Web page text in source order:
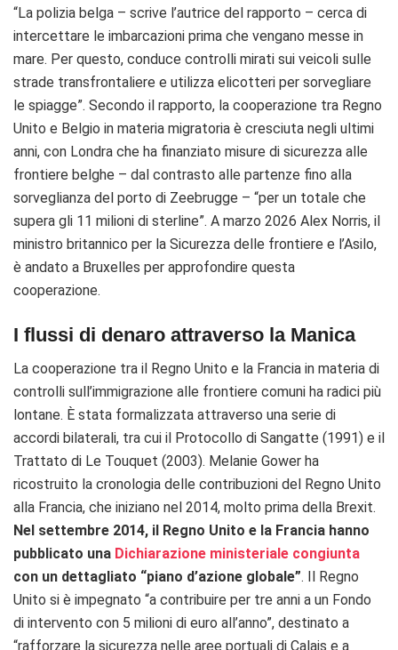
“La polizia belga – scrive l’autrice del rapporto – cerca di
intercettare le imbarcazioni prima che vengano messe in
mare. Per questo, conduce controlli mirati sui veicoli sulle
strade transfrontaliere e utilizza elicotteri per sorvegliare
le spiagge”. Secondo il rapporto, la cooperazione tra Regno
Unito e Belgio in materia migratoria è cresciuta negli ultimi
anni, con Londra che ha finanziato misure di sicurezza alle
frontiere belghe – dal contrasto alle partenze fino alla
sorveglianza del porto di Zeebrugge – “per un totale che
supera gli 11 milioni di sterline”. A marzo 2026 Alex Norris, il
ministro britannico per la Sicurezza delle frontiere e l’Asilo,
è andato a Bruxelles per approfondire questa
cooperazione.
I flussi di denaro attraverso la Manica
La cooperazione tra il Regno Unito e la Francia in materia di
controlli sull’immigrazione alle frontiere comuni ha radici più
lontane. È stata formalizzata attraverso una serie di
accordi bilaterali, tra cui il Protocollo di Sangatte (1991) e il
Trattato di Le Touquet (2003). Melanie Gower ha
ricostruito la cronologia delle contribuzioni del Regno Unito
alla Francia, che iniziano nel 2014, molto prima della Brexit.
Nel settembre 2014, il Regno Unito e la Francia hanno
pubblicato una Dichiarazione ministeriale congiunta
con un dettagliato “piano d’azione globale”. Il Regno
Unito si è impegnato “a contribuire per tre anni a un Fondo
di intervento con 5 milioni di euro all’anno”, destinato a
“rafforzare la sicurezza nelle aree portuali di Calais e a